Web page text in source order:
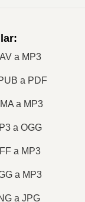
:
a MP3
a PDF
a MP3
a OGG
a MP3
a MP3
a JPG